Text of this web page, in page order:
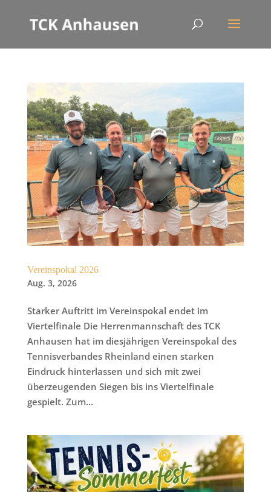
Vereinspokal 2026
Aug. 3, 2026
Starker Auftritt im Vereinspokal endet im
Viertelfinale Die Herrenmannschaft des TCK
Anhausen hat im diesjährigen Vereinspokal des
Tennisverbandes Rheinland einen starken
Eindruck hinterlassen und sich mit zwei
überzeugenden Siegen bis ins Viertelfinale
gespielt. Zum...